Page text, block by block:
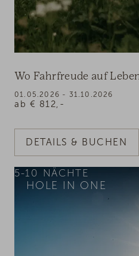
Wo Fahrfreude auf
ab € 812,-
01.05.2026 - 31.10.2026
DETAILS & BUCHEN
HOLE IN ONE
5-10 NÄCHTE